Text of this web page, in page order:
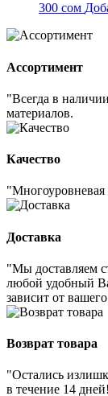
300 сом
Ассортимент
"Всегда в
материалов.
Качество
"Многоуровневая
Доставка
"Мы доставляем
любой удобный
зависит от
Возврат товара
"Остались
в течение 14 дней!